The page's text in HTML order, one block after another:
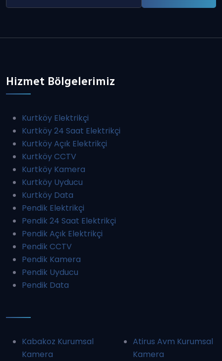
Hizmet Bölgelerimiz
Kurtköy Elektrikçi
Kurtköy 24 Saat Elektrikçi
Kurtköy Açık Elektrikçi
Kurtköy CCTV
Kurtköy Kamera
Kurtköy Uyducu
Kurtköy Data
Pendik Elektrikçi
Pendik 24 Saat Elektrikçi
Pendik Açık Elektrikçi
Pendik CCTV
Pendik Kamera
Pendik Uyducu
Pendik Data
Kabakoz Kurumsal
Kamera
Atirus Avm Kurumsal
Kamera